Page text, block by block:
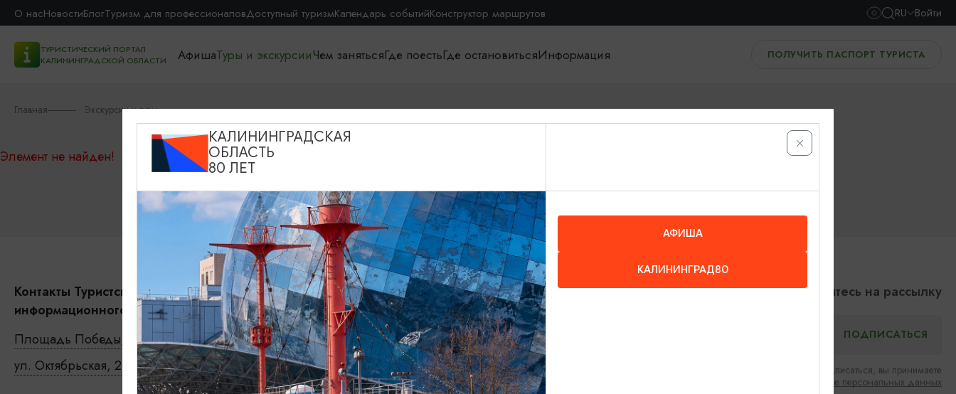
О насНовостиБлогТуризм для профессионаловДоступный туризмКалендарь событийКонструктор маршрутов RU Войти
ТУРИСТИЧЕСКИЙ ПОРТАЛ
КАЛИНИНГРАДСКОЙ ОБЛАСТИ
АфишаТуры и экскурсииЧем занятьсяГде поестьГде остановитьсяИнформация ПОЛУЧИТЬ ПАСПОРТ ТУРИСТА
Главная Экскурсии и туры
Элемент не найден!
Контакты Туристского
информационного центра
Площадь Победы, 1
Закрыто
ул. Октябрьская, 2/3
Закрыто
События
Туры и экскурсии
Где поесть
Чем заняться
О путешествии в КО
Туристический центр
Данный ресурс носит
информационный характер.
Администрация не несет
Подпишитесь на рассылку
Нажимая на кнопку подписаться, вы принимаете
Соглашение об обработке персональных данных
КАЛИНИНГРАДСКАЯ
ОБЛАСТЬ
80 ЛЕТ
АФИША
КАЛИНИНГРАД80